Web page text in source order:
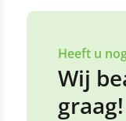
Heeft u
Wij
graag!